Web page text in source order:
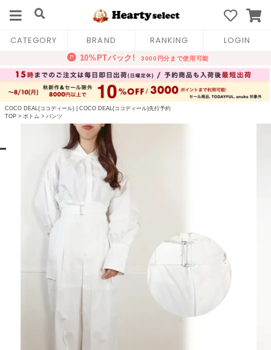
CATEGORY BRAND RANKING LOGIN
COCO DEAL(ココディール)
COCO DEAL(ココディール)先行予約
TOP > ボトム > パンツ